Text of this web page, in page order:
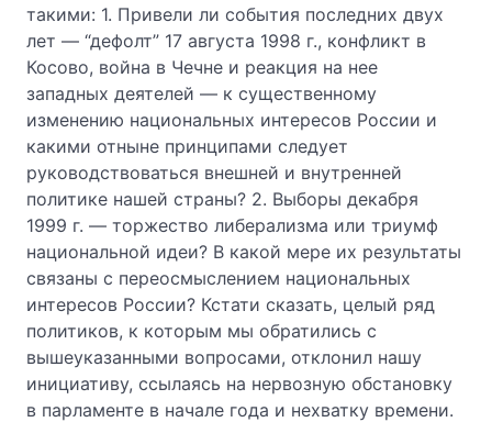
такими: 1. Привели ли события последних двух
лет — “дефолт” 17 августа 1998 г., конфликт в
Косово, война в Чечне и реакция на нее
западных деятелей — к существенному
изменению национальных интересов России и
какими отныне принципами следует
руководствоваться внешней и внутренней
политике нашей страны? 2. Выборы декабря
1999 г. — торжество либерализма или триумф
национальной идеи? В какой мере их результаты
связаны с переосмыслением национальных
интересов России? Кстати сказать, целый ряд
политиков, к которым мы обратились с
вышеуказанными вопросами, отклонил нашу
инициативу, ссылаясь на нервозную обстановку
в парламенте в начале года и нехватку времени.